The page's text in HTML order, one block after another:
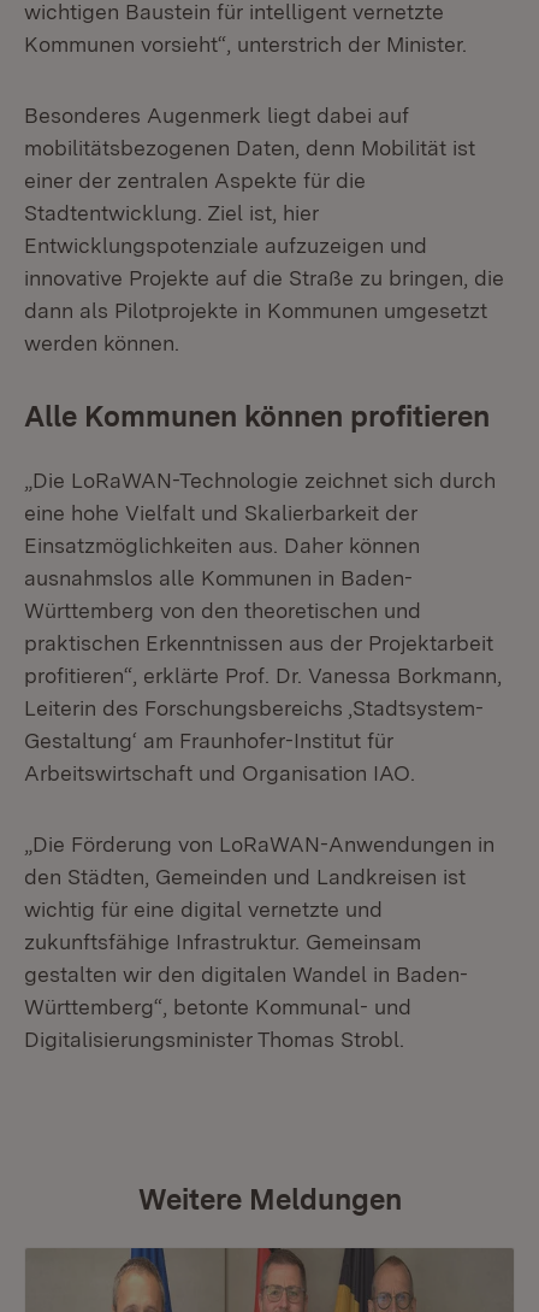
wichtigen Baustein für intelligent vernetzte
Kommunen vorsieht“, unterstrich der Minister.
Besonderes Augenmerk liegt dabei auf
mobilitätsbezogenen Daten, denn Mobilität ist
einer der zentralen Aspekte für die
Stadtentwicklung. Ziel ist, hier
Entwicklungspotenziale aufzuzeigen und
innovative Projekte auf die Straße zu bringen, die
dann als Pilotprojekte in Kommunen umgesetzt
werden können.
Alle Kommunen können profitieren
„Die LoRaWAN-Technologie zeichnet sich durch
eine hohe Vielfalt und Skalierbarkeit der
Einsatzmöglichkeiten aus. Daher können
ausnahmslos alle Kommunen in Baden-
Württemberg von den theoretischen und
praktischen Erkenntnissen aus der Projektarbeit
profitieren“, erklärte Prof. Dr. Vanessa Borkmann,
Leiterin des Forschungsbereichs ‚Stadtsystem-
Gestaltung‘ am Fraunhofer-Institut für
Arbeitswirtschaft und Organisation IAO.
„Die Förderung von LoRaWAN-Anwendungen in
den Städten, Gemeinden und Landkreisen ist
wichtig für eine digital vernetzte und
zukunftsfähige Infrastruktur. Gemeinsam
gestalten wir den digitalen Wandel in Baden-
Württemberg“, betonte Kommunal- und
Digitalisierungsminister Thomas Strobl.
Weitere Meldungen